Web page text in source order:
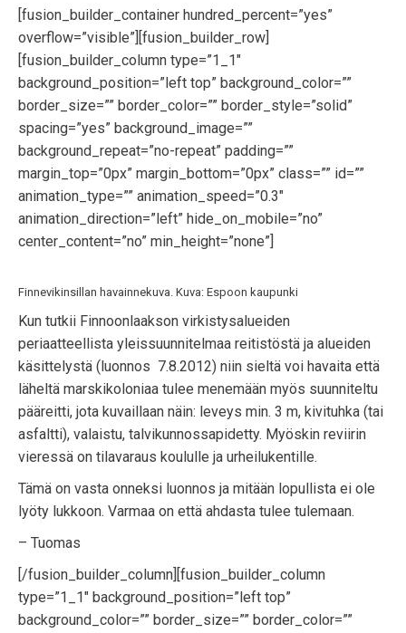
[fusion_builder_container hundred_percent=”yes”
overflow=”visible”][fusion_builder_row]
[fusion_builder_column type=”1_1″
background_position=”left top” background_color=””
border_size=”” border_color=”” border_style=”solid”
spacing=”yes” background_image=””
background_repeat=”no-repeat” padding=””
margin_top=”0px” margin_bottom=”0px” class=”” id=””
animation_type=”” animation_speed=”0.3″
animation_direction=”left” hide_on_mobile=”no”
center_content=”no” min_height=”none”]
Finnevikinsillan havainnekuva. Kuva: Espoon kaupunki
Kun tutkii Finnoonlaakson virkistysalueiden
periaatteellista yleissuunnitelmaa reitistöstä ja alueiden
käsittelystä (luonnos 7.8.2012) niin sieltä voi havaita että
läheltä marskikoloniaa tulee menemään myös suunniteltu
pääreitti, jota kuvaillaan näin: leveys min. 3 m, kivituhka (tai
asfaltti), valaistu, talvikunnossapidetty. Myöskin reviirin
vieressä on tilavaraus koululle ja urheilukentille.
Tämä on vasta onneksi luonnos ja mitään lopullista ei ole
lyöty lukkoon. Varmaa on että ahdasta tulee tulemaan.
– Tuomas
[/fusion_builder_column][fusion_builder_column
type=”1_1″ background_position=”left top”
background_color=”” border_size=”” border_color=””